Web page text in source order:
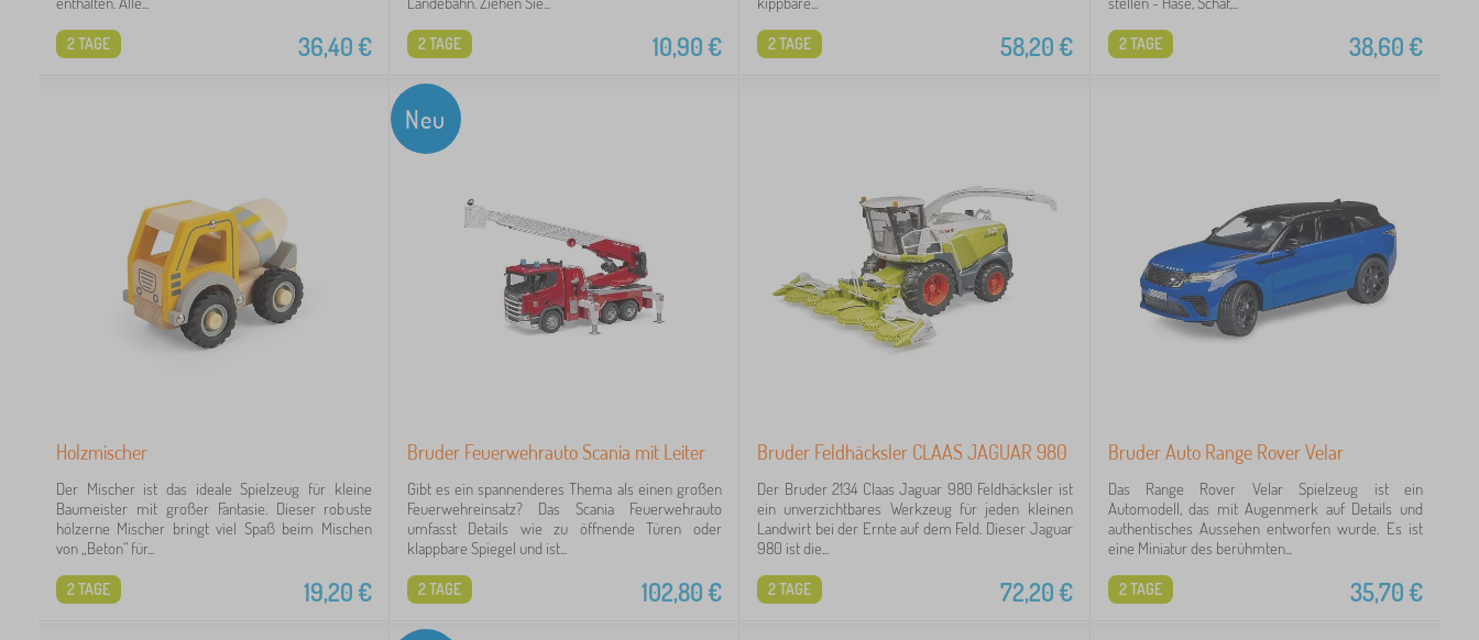
36,40€
2 TAGE 10,90€
2 TAGE 58,20€
2 TAGE 38,60€
2 TAGE
Holzmischer
Der Mischer ist das ideale Spielzeug für kleine
Baumeister mit großer Fantasie. Dieser robuste
hölzerne Mischer bringt viel Spaß beim Mischen
von „Beton“ für...
19,20€
2 TAGE
Neu
Bruder Feuerwehrauto Scania mit Leiter
Gibt es ein spannenderes Thema als einen großen
Feuerwehreinsatz? Das Scania Feuerwehrauto
umfasst Details wie zu öffnende Türen oder
klappbare Spiegel und ist...
102,80€
2 TAGE
Bruder Feldhäcksler CLAAS JAGUAR 980
Der Bruder 2134 Claas Jaguar 980 Feldhäcksler ist
ein unverzichtbares Werkzeug für jeden kleinen
Landwirt bei der Ernte auf dem Feld. Dieser Jaguar
980 ist die...
72,20€
2 TAGE
Bruder Auto Range Rover Velar
Das Range Rover Velar Spielzeug ist ein
Automodell, das mit Augenmerk auf Details und
authentisches Aussehen entworfen wurde. Es ist
eine Miniatur des berühmten...
35,70€
2 TAGE